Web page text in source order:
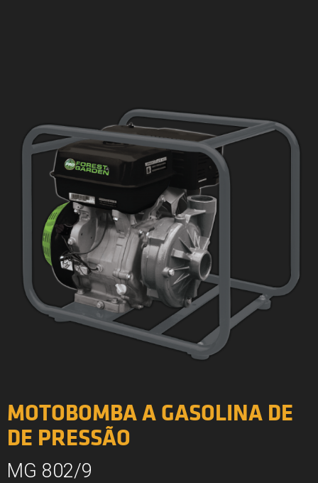
MOTOBOMBA A GASOLINA DE
DE PRESSÃO
MG 802/9